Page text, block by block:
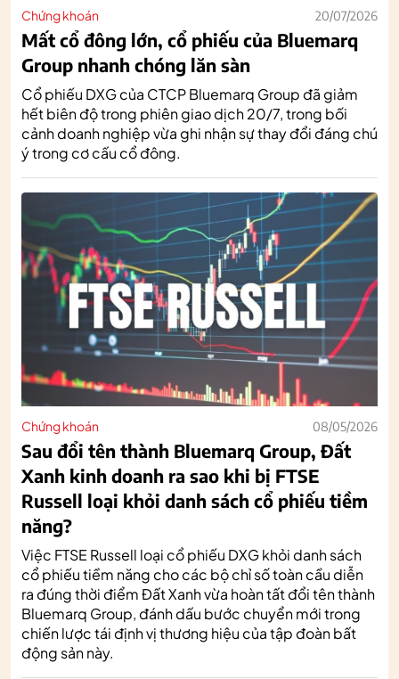
Chứng khoán 20/07/2026
Mất cổ đông lớn, cổ phiếu của Bluemarq
Group nhanh chóng lăn sàn
Cổ phiếu DXG của CTCP Bluemarq Group đã giảm
hết biên độ trong phiên giao dịch 20/7, trong bối
cảnh doanh nghiệp vừa ghi nhận sự thay đổi đáng chú
ý trong cơ cấu cổ đông.
Chứng khoán 08/05/2026
Sau đổi tên thành Bluemarq Group, Đất
Xanh kinh doanh ra sao khi bị FTSE
Russell loại khỏi danh sách cổ phiếu tiềm
năng?
Việc FTSE Russell loại cổ phiếu DXG khỏi danh sách
cổ phiếu tiềm năng cho các bộ chỉ số toàn cầu diễn
ra đúng thời điểm Đất Xanh vừa hoàn tất đổi tên thành
Bluemarq Group, đánh dấu bước chuyển mới trong
chiến lược tái định vị thương hiệu của tập đoàn bất
động sản này.